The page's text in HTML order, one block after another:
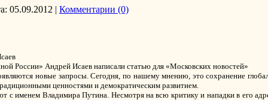
05.09.2012 | Комментарии (0)
России» Андрей Исаев написали статью для «Московских новостей»
новые запросы. Сегодня, по нашему мнению, это сохранение
ценностями и демократическим развитием.
с именем Владимира Путина. Несмотря на всю критику и нападки в его